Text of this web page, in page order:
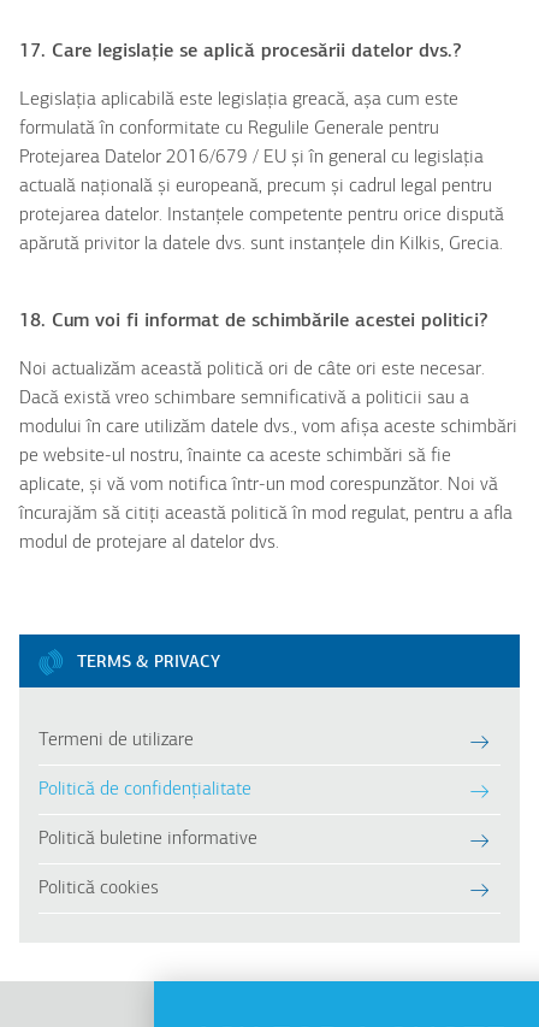
17. Care legislație se aplică procesării datelor dvs.?
Legislația aplicabilă este legislația greacă, așa cum este
formulată în conformitate cu Regulile Generale pentru
Protejarea Datelor 2016/679 / EU și în general cu legislația
actuală națională și europeană, precum și cadrul legal pentru
protejarea datelor. Instanțele competente pentru orice dispută
apărută privitor la datele dvs. sunt instanțele din Kilkis, Grecia.
18. Cum voi fi informat de schimbările acestei politici?
Noi actualizăm această politică ori de câte ori este necesar.
Dacă există vreo schimbare semnificativă a politicii sau a
modului în care utilizăm datele dvs., vom afișa aceste schimbări
pe website-ul nostru, înainte ca aceste schimbări să fie
aplicate, și vă vom notifica într-un mod corespunzător. Noi vă
încurajăm să citiți această politică în mod regulat, pentru a afla
modul de protejare al datelor dvs.
TERMS & PRIVACY
Termeni de utilizare
Politică de confidențialitate
Politică buletine informative
Politică cookies